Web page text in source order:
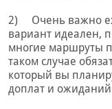
2) Очень важно
вариант идеален,
многие маршруты
таком случае
который вы
доплат и